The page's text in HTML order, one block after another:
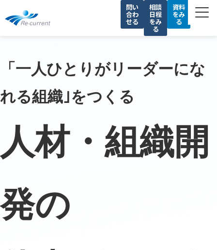
問い
合わ
せる
相談
日程
をみ
る
資料
をみ
る
私たちの強み
導入事例
セミナー
会社情報
採用情報
「一人ひとりがリーダーにな
れる組織｣をつくる
人材・組織開
発の